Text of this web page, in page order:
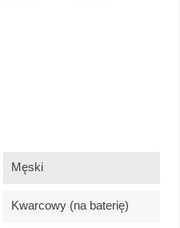
Męski
Kwarcowy (na baterię)